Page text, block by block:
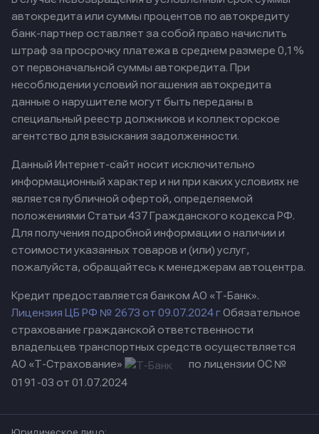
автокредита или суммы процентов по автокредиту
банк-партнер оставляет за собой право начислить
штраф за просрочку платежа в среднем размере 0,1%
от первоначальной суммы автокредита. При
несоблюдении условий погашения автокредита
данные о нарушителе могут быть переданы в
специальный реестр должников и коллекторское
агентство для взыскания задолженности.
Данный Интернет-сайт носит исключительно
информационный характер и ни при каких условиях не
является публичной офертой, определяемой
положениями Статьи 437 Гражданского кодекса РФ.
Для получения подробной информации о наличии и
стоимости указанных товаров и (или) услуг,
пожалуйста, обращайтесь к менеджерам автоцентра.
Кредит предоставляется банком АО «Т-Банк».
Лицензия ЦБ РФ № 2673 от 09.07.2024 гОбязательное
страхование гражданской ответственности
владельцев транспортных средств осуществляется
АО «Т-Страхование»
по лицензии ОС №
0191-03 от 01.07.2024